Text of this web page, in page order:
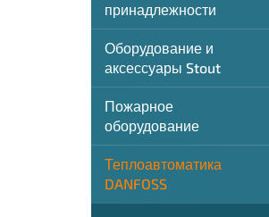
принадлежности
Оборудование и
аксессуары Stout
Пожарное
оборудование
Теплоавтоматика
DANFOSS